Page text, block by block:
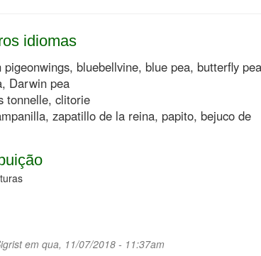
idiomas
pigeonwings, bluebellvine, blue pea, butterfly
Darwin pea
tonnelle, clitorie
zapatillo de la reina, papito, bejuco de
em qua, 11/07/2018 - 11:37am